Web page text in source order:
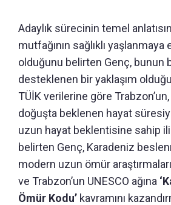
Adaylık sürecinin temel
mutfağının sağlıklı
olduğunu belirten Genç, bunun
desteklenen bir yaklaşım
TÜİK verilerine göre Trabzon’un,
doğuşta beklenen hayat
uzun hayat beklentisine sahip
belirten Genç, Karadeniz
modern uzun ömür
ve Trabzon’un UNESCO ağına
Ömür Kodu’ kavramını